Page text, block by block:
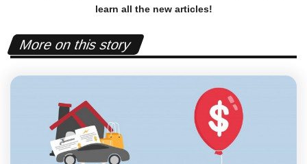
learn all the new articles!
More on this story